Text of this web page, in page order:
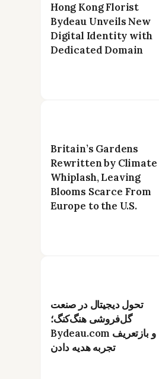
Hong Kong Florist
Bydeau Unveils New
Digital Identity with
Dedicated Domain
Britain’s Gardens
Rewritten by Climate
Whiplash, Leaving
Blooms Scarce From
Europe to the U.S.
تحول دیجیتال در صنعت
گل‌فروشی هنگ‌کنگ؛
Bydeau.com و بازتعریف
تجربه هدیه دادن